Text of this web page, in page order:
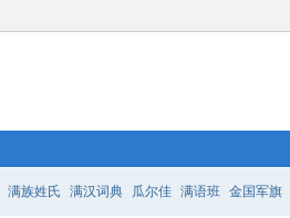
满族姓氏 满汉词典 瓜尔佳 满语班 金国军旗